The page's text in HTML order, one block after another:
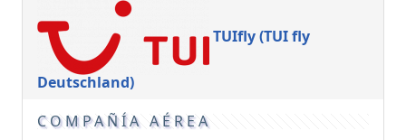
TUIfly (TUI fly
Deutschland)
COMPAÑÍA AÉREA